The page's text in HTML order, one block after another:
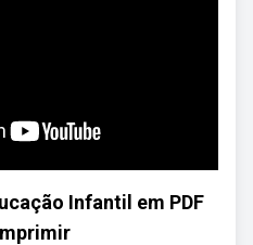
Infantil em PDF